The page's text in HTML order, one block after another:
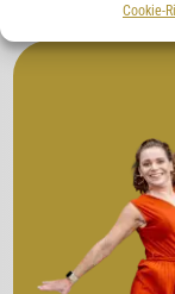
Cookie-